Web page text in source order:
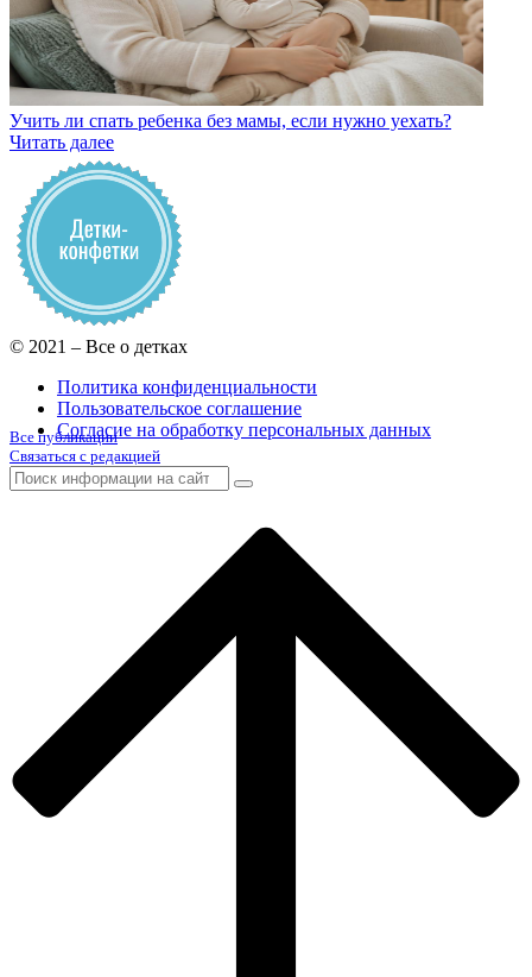
Учить ли спать ребенка без мамы, если нужно уехать?
Читать далее
© 2021 – Все о детках
Политика конфиденциальности
Пользовательское соглашение
Согласие на обработку персональных данных
Все публикации
Связаться с редакцией